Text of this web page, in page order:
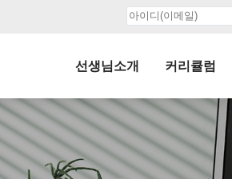
선생님소개 커리큘럼